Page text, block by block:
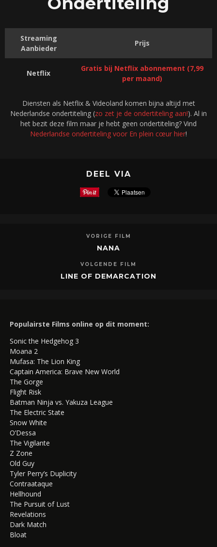
Streaming
Aanbieder
Prijs
Netflix
Gratis bij Netflix abonnement (7,99
per maand)
Diensten als Netflix & Videoland komen bijna altijd met
Nederlandse ondertiteling (zo zet je de ondertiteling aan!). Al in
het bezit deze film maar je hebt geen ondertiteling? Vind
Nederlandse ondertiteling voor En plein cœur hier!
DEEL VIA
VORIGE FILM
NANA
VOLGENDE FILM
LINE OF DEMARCATION
Populairste Films online op dit moment:
Sonic the Hedgehog 3
Moana 2
Mufasa: The Lion King
Captain America: Brave New World
The Gorge
Flight Risk
Batman Ninja vs. Yakuza League
The Electric State
Snow White
O’Dessa
The Vigilante
Z Zone
Old Guy
Tyler Perry’s Duplicity
Contraataque
Hellhound
The Pursuit of Lust
Revelations
Dark Match
Bloat